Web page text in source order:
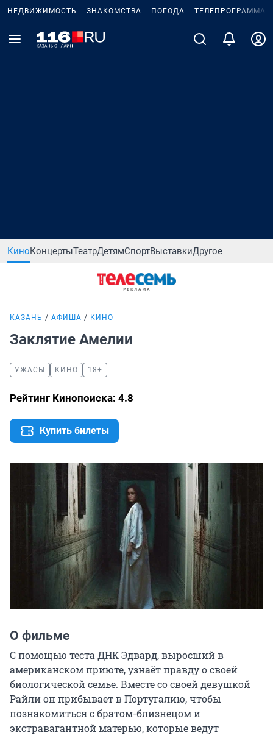
НЕДВИЖИМОСТЬ ЗНАКОМСТВА ПОГОДА ТЕЛЕПРОГРАММА
КиноКонцертыТеатрДетямСпортВыставкиДругое
КАЗАНЬ АФИША КИНО
Заклятие Амелии
УЖАСЫ КИНО 18+
Рейтинг Кинопоиска: 4.8
Купить билеты
О фильме
С помощью теста ДНК Эдвард, выросший в
американском приюте, узнаёт правду о своей
биологической семье. Вместе со своей девушкой
Райли он прибывает в Португалию, чтобы
познакомиться с братом-близнецом и
экстравагантной матерью, которые ведут